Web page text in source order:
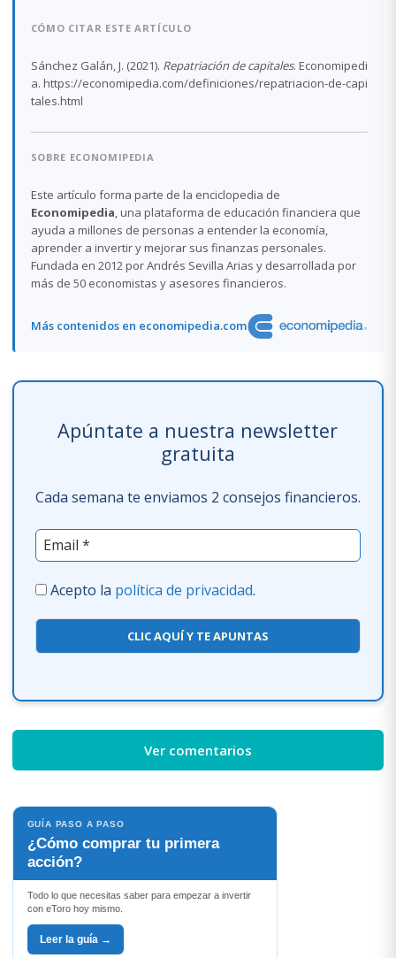
CÓMO CITAR ESTE ARTÍCULO
Sánchez Galán, J. (2021). Repatriación de capitales. Economipedi
a. https://economipedia.com/definiciones/repatriacion-de-capi
tales.html
SOBRE ECONOMIPEDIA
Este artículo forma parte de la enciclopedia de
Economipedia, una plataforma de educación financiera que
ayuda a millones de personas a entender la economía,
aprender a invertir y mejorar sus finanzas personales.
Fundada en 2012 por Andrés Sevilla Arias y desarrollada por
más de 50 economistas y asesores financieros.
Más contenidos en economipedia.com
Apúntate a nuestra newsletter
gratuita
Cada semana te enviamos 2 consejos financieros.
Acepto la política de privacidad.
CLIC AQUÍ Y TE APUNTAS
Ver comentarios
GUÍA PASO A PASO
¿Cómo comprar tu primera
acción?
Todo lo que necesitas saber para empezar a invertir
con eToro hoy mismo.
Leer la guía →